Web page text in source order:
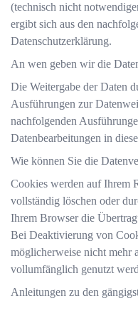
(technisch nicht
ergibt sich aus den
Datenschutzerklärung.
An wen geben wir die
Die Weitergabe der Daten
Ausführungen zur
nachfolgenden
Datenbearbeitungen in
Wie können Sie die
Cookies werden auf Ihrem
vollständig löschen oder
Ihrem Browser die
Bei Deaktivierung von
möglicherweise nicht mehr
vollumfänglich genutzt
Anleitungen zu den